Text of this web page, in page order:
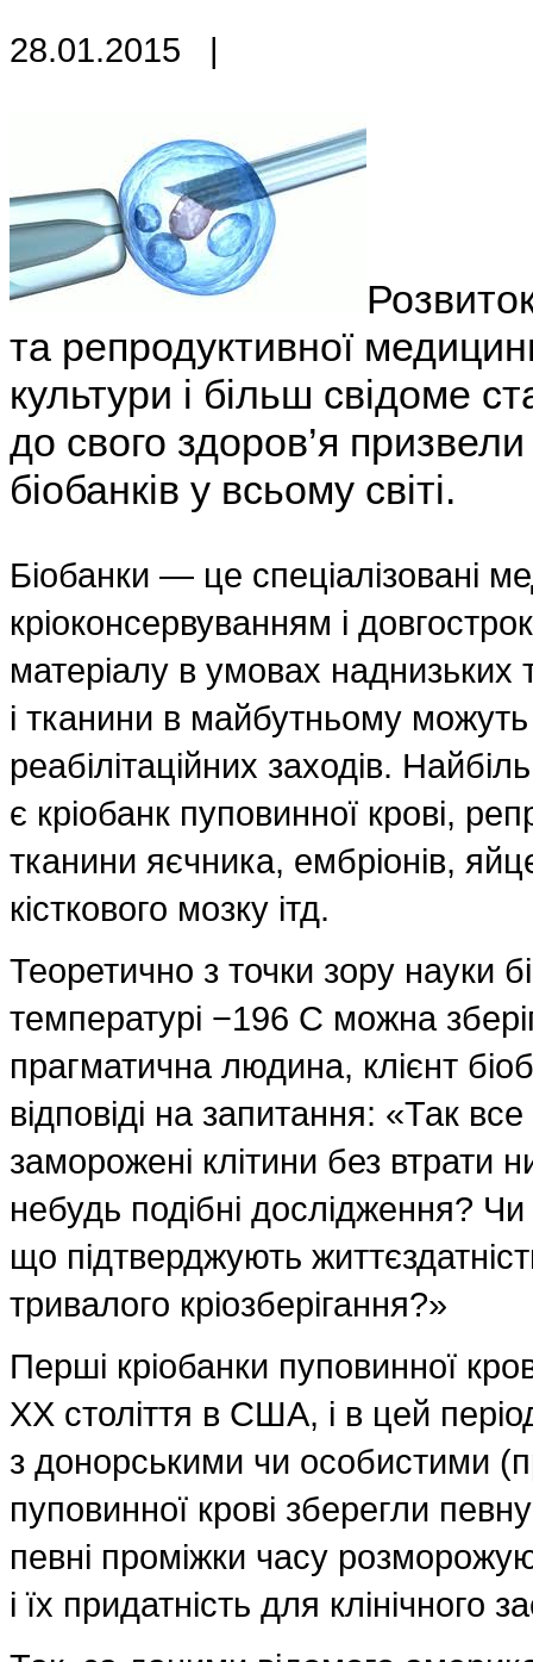
28.01.2015 |
та репродуктивної
культури і більш свідоме
до свого здоров’я
біобанків у всьому світі.
Біобанки — це спеціалізовані
кріоконсервуванням і
матеріалу в умовах наднизьких
і тканини в майбутньому
реабілітаційних заходів.
є кріобанк пуповинної крові,
тканини яєчника, ембріонів,
кісткового мозку ітд.
Теоретично з точки зору науки
температурі −196 С можна
прагматична людина, клієнт
відповіді на запитання: «Так
заморожені клітини без втрати
небудь подібні дослідження?
що підтверджують
тривалого кріозберігання?»
Перші кріобанки пуповинної
ХХ століття в США, і в цей
з донорськими чи особистими
пуповинної крові зберегли
певні проміжки часу
і їх придатність для клінічного